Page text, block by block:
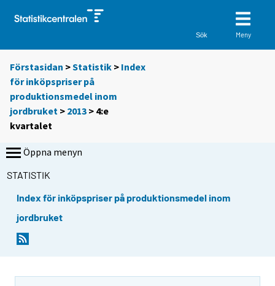
Sök Meny
Förstasidan >Statistik > Index
för inköpspriser på
produktionsmedel inom
jordbruket > 2013 > 4:e
kvartalet
Öppna menyn
STATISTIK
Index för inköpspriser på produktionsmedel inom
jordbruket